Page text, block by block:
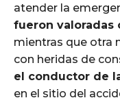
atender la
fueron valoradas
mientras que otra
con heridas de
el conductor de
en el sitio del